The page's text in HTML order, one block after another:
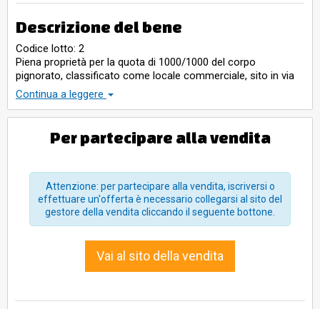
Descrizione del bene
Codice lotto: 2
Piena proprietà per la quota di 1000/1000 del corpo
pignorato, classificato come locale commerciale, sito in via
Luisa di Savoia a Lecce.Il corpo è posto al piano Terra e
sviluppa una superficie reale lorda di 772,00 mq.
Continua a leggere
Per partecipare alla vendita
Attenzione: per partecipare alla vendita, iscriversi o
effettuare un'offerta è necessario collegarsi al sito del
gestore della vendita cliccando il seguente bottone.
Vai al sito della vendita